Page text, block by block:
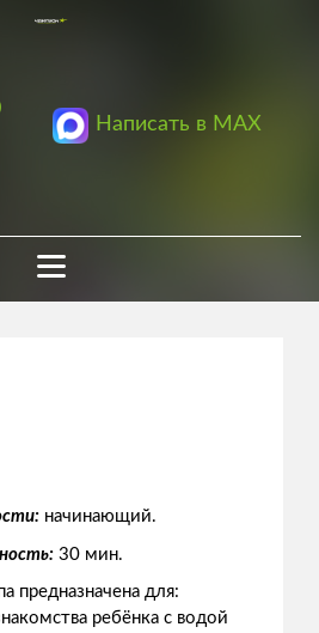
Написать в MAX
начинающий.
30 мин.
предназначена для:
ребёнка с водой